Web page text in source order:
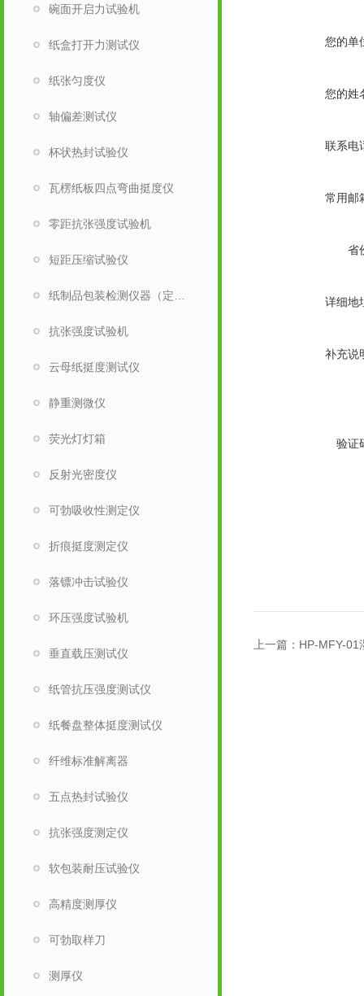
您的单
您的姓
联系电
常用邮
省
详细地
补充说
验证
上一篇： HP-MFY-01
碗面开启力试验机
纸盒打开力测试仪
纸张匀度仪
轴偏差测试仪
杯状热封试验仪
瓦楞纸板四点弯曲挺度仪
零距抗张强度试验机
短距压缩试验仪
抗张强度试验机
云母纸挺度测试仪
静重测微仪
荧光灯灯箱
反射光密度仪
可勃吸收性测定仪
折痕挺度测定仪
落镖冲击试验仪
环压强度试验机
垂直载压测试仪
纸管抗压强度测试仪
纸餐盘整体挺度测试仪
纤维标准解离器
五点热封试验仪
抗张强度测定仪
软包装耐压试验仪
高精度测厚仪
可勃取样刀
测厚仪